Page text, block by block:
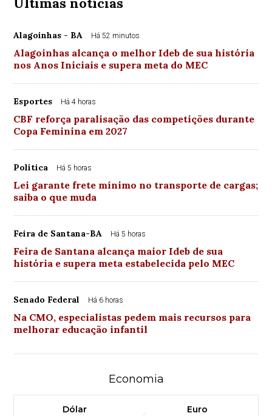
Alagoinhas - BA Há 52 minutos
Alagoinhas alcança o melhor Ideb de sua história
nos Anos Iniciais e supera meta do MEC
Esportes Há 4 horas
CBF reforça paralisação das competições durante
Copa Feminina em 2027
Política Há 5 horas
Lei garante frete mínimo no transporte de cargas;
saiba o que muda
Feira de Santana-BA Há 5 horas
Feira de Santana alcança maior Ideb de sua
história e supera meta estabelecida pelo MEC
Senado Federal Há 6 horas
Na CMO, especialistas pedem mais recursos para
melhorar educação infantil
Economia
Dólar
Euro